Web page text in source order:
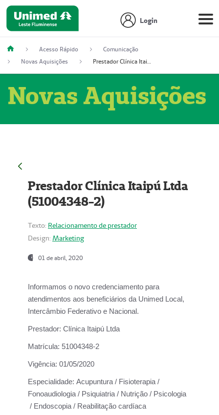
Login
Acesso Rápido
Comunicação
Novas Aquisições
Prestador Clínica Itaipú Ltda (51004348-2)
Novas Aquisições
Prestador Clínica Itaipú Ltda
(51004348-2)
Texto: Relacionamento de prestador
Design: Marketing
01 de abril, 2020
Informamos o novo credenciamento para
atendimentos aos beneficiários da Unimed Local,
Intercâmbio Federativo e Nacional.
Prestador: Clínica Itaipú Ltda
Matrícula: 51004348-2
Vigência: 01/05/2020
Especialidade: Acupuntura / Fisioterapia /
Fonoaudiologia / Psiquiatria / Nutrição / Psicologia
/ Endoscopia / Reabilitação cardíaca